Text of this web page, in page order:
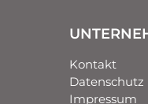
Kontakt
Datenschutz
Impressum